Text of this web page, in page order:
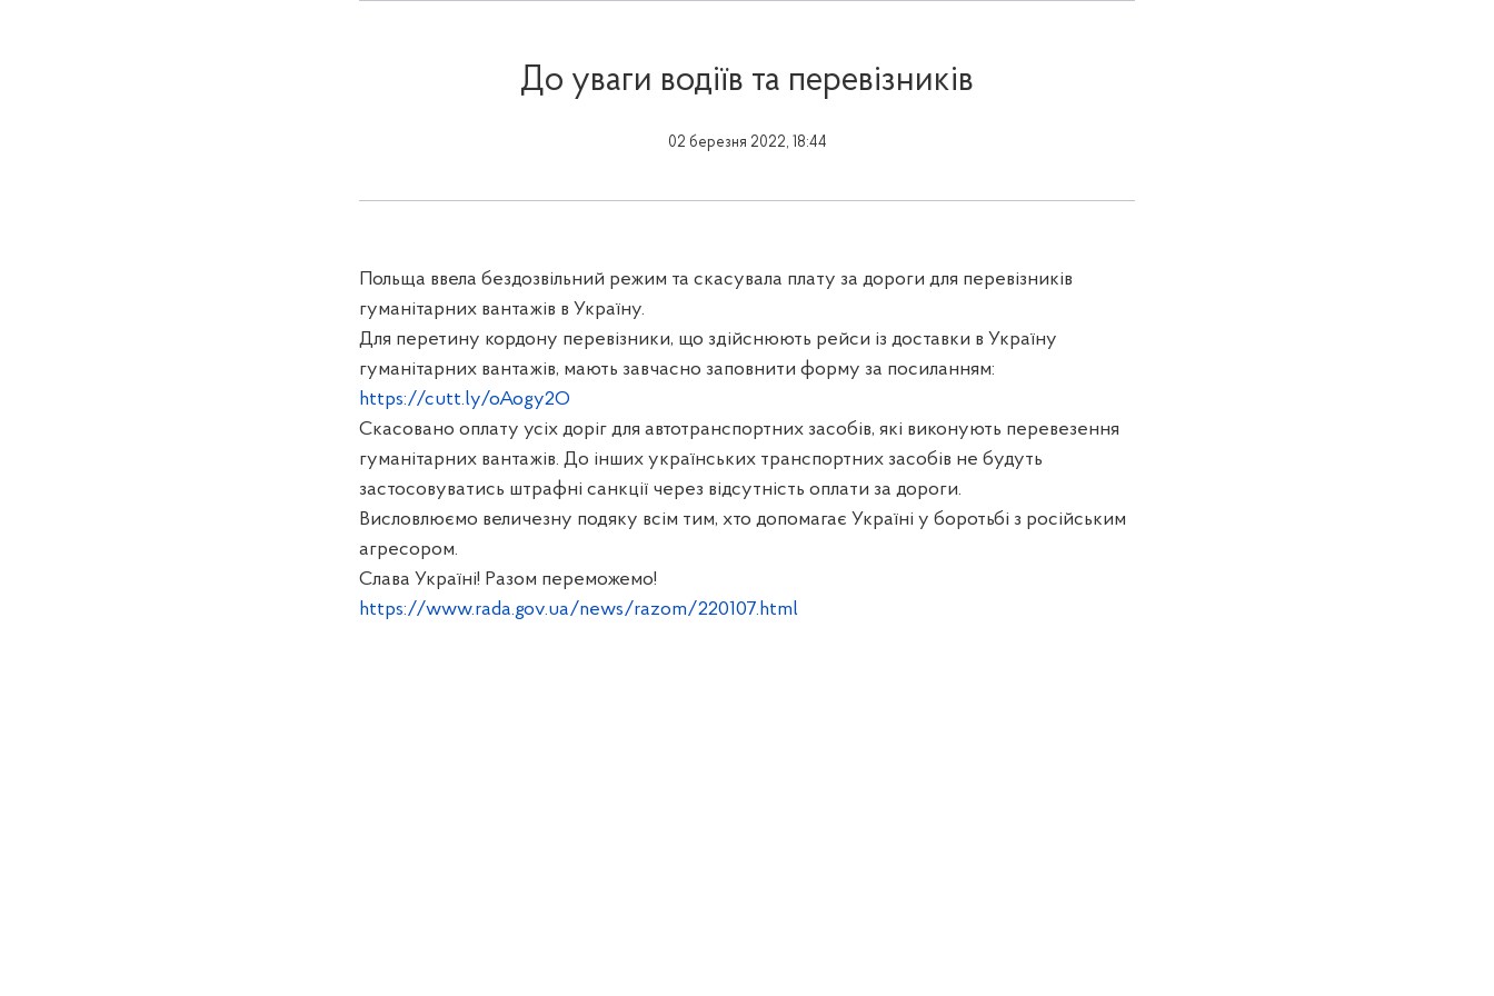
До уваги водіїв та перевізників
02 березня 2022, 18:44
Польща ввела бездозвільний режим та скасувала плату за дороги для перевізників
гуманітарних вантажів в Україну.
Для перетину кордону перевізники, що здійснюють рейси із доставки в Україну
гуманітарних вантажів, мають завчасно заповнити форму за посиланням:
https://cutt.ly/oAogy2O
Скасовано оплату усіх доріг для автотранспортних засобів, які виконують перевезення
гуманітарних вантажів. До інших українських транспортних засобів не будуть
застосовуватись штрафні санкції через відсутність оплати за дороги.
Висловлюємо величезну подяку всім тим, хто допомагає Україні у боротьбі з російським
агресором.
Слава Україні! Разом переможемо!
https://www.rada.gov.ua/news/razom/220107.html